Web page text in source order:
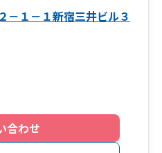
－１－１新宿三井ビル３
合わせ